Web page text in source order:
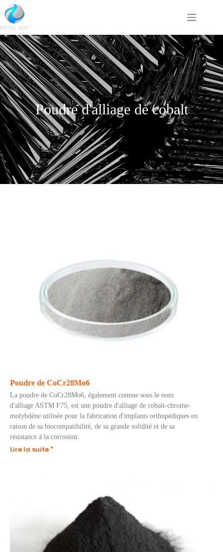
Poudre d'alliage de cobalt
Poudre de CoCr28Mo6
La poudre de CoCr28Mo6, également connue sous le nom
d'alliage ASTM F75, est une poudre d'alliage de cobalt-chrome-
molybdène utilisée pour la fabrication d'implants orthopédiques en
raison de sa biocompatibilité, de sa grande solidité et de sa
résistance à la corrosion.
Lire la suite "